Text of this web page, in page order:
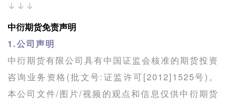
↓↓↓
中衍期货免责声明
1.公司声明
中衍期货有限公司具有中国证监会核准的期货投资
咨询业务资格(批文号:证监许可[2012]1525号)。
本公司文件/图片/视频的观点和信息仅供中衍期货